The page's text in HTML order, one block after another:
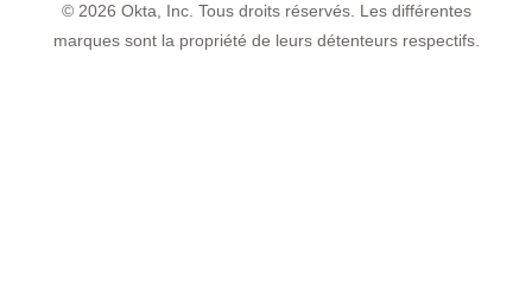
© 2026 Okta, Inc. Tous droits réservés. Les différentes
marques sont la propriété de leurs détenteurs respectifs.